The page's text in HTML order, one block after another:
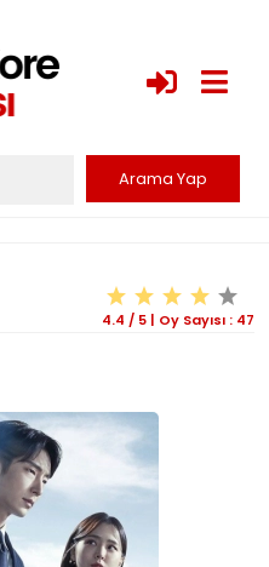
4.4 / 5 | Oy Sayısı : 47